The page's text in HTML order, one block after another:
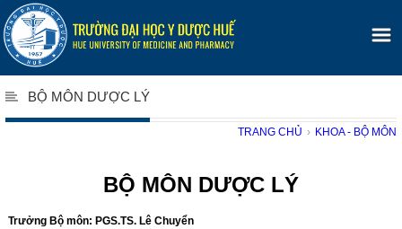
BỘ MÔN DƯỢC LÝ
TRANG CHỦ › KHOA - BỘ MÔN
BỘ MÔN DƯỢC LÝ
Trưởng Bộ môn: PGS.TS. Lê Chuyển